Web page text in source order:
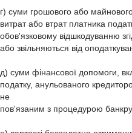
г) суми грошового або
витрат або втрат платника
обов'язковому відшкодуванню
або звільняються від
д) суми фінансової допомоги,
податку, анульованого
не
пов'язаним з процедурою